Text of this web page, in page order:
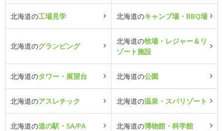
北海道の工場見学 北海道のキャンプ場・BBQ場
北海道のグランピング
北海道の牧場・レジャー＆リ
ゾート施設
北海道のタワー・展望台 北海道の公園
北海道のアスレチック 北海道の温泉・スパリゾート
北海道の道の駅・SA/PA 北海道の博物館・科学館